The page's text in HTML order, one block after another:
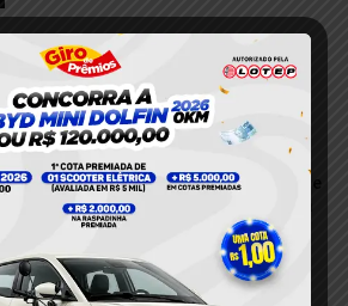
VÍDEO; Série de incêndios assusta
moradores e mobiliza equipes de
emergência em Tucuruí
5 de agosto de 2026
VÍDEO; Foragido do sistema prisional de
Mato Grosso é recapturado pela PM em
5 de agosto de 2026